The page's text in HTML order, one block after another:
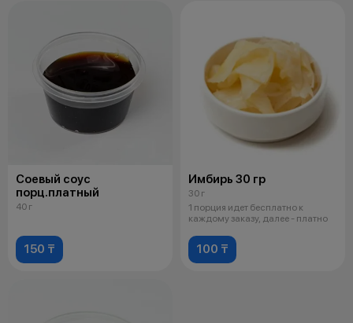
Соевый соус
порц.платный
40 г
150 ₸
Имбирь 30 гр
30 г
1 порция идет бесплатно к
каждому заказу, далее - платно
100 ₸